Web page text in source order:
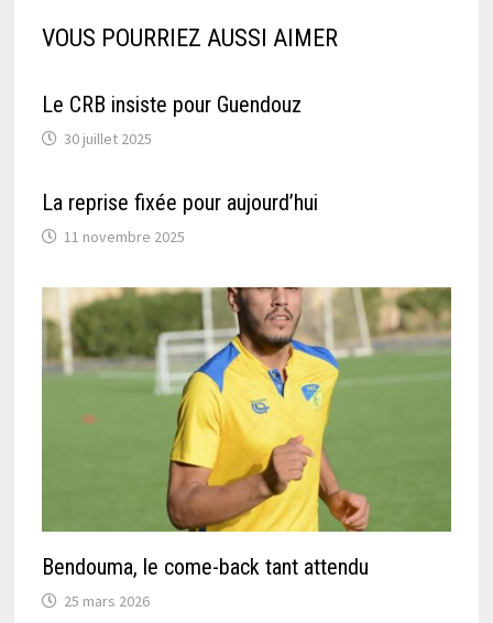
VOUS POURRIEZ AUSSI AIMER
Le CRB insiste pour Guendouz
30 juillet 2025
La reprise fixée pour aujourd’hui
11 novembre 2025
Bendouma, le come-back tant attendu
25 mars 2026